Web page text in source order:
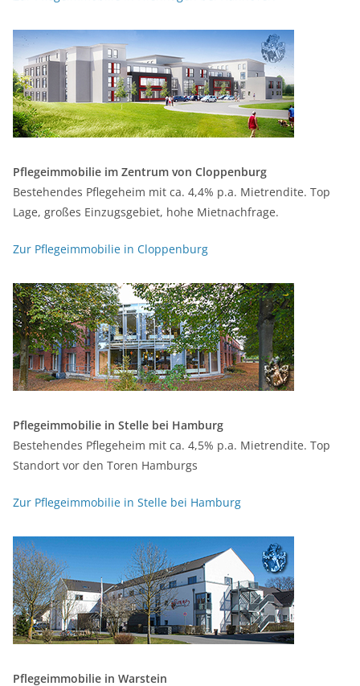
Pflegeimmobilie im Zentrum von Cloppenburg
Bestehendes Pflegeheim mit ca. 4,4% p.a. Mietrendite. Top
Lage, großes Einzugsgebiet, hohe Mietnachfrage.
Zur Pflegeimmobilie in Cloppenburg
Pflegeimmobilie in Stelle bei Hamburg
Bestehendes Pflegeheim mit ca. 4,5% p.a. Mietrendite. Top
Standort vor den Toren Hamburgs
Zur Pflegeimmobilie in Stelle bei Hamburg
Pflegeimmobilie in Warstein